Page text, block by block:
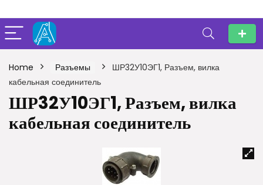
Home Разъемы
ШР32У10ЭГ1, Разъем, вилка
кабельная соединитель
ШР32У10ЭГ1, Разъем, вилка
кабельная соединитель